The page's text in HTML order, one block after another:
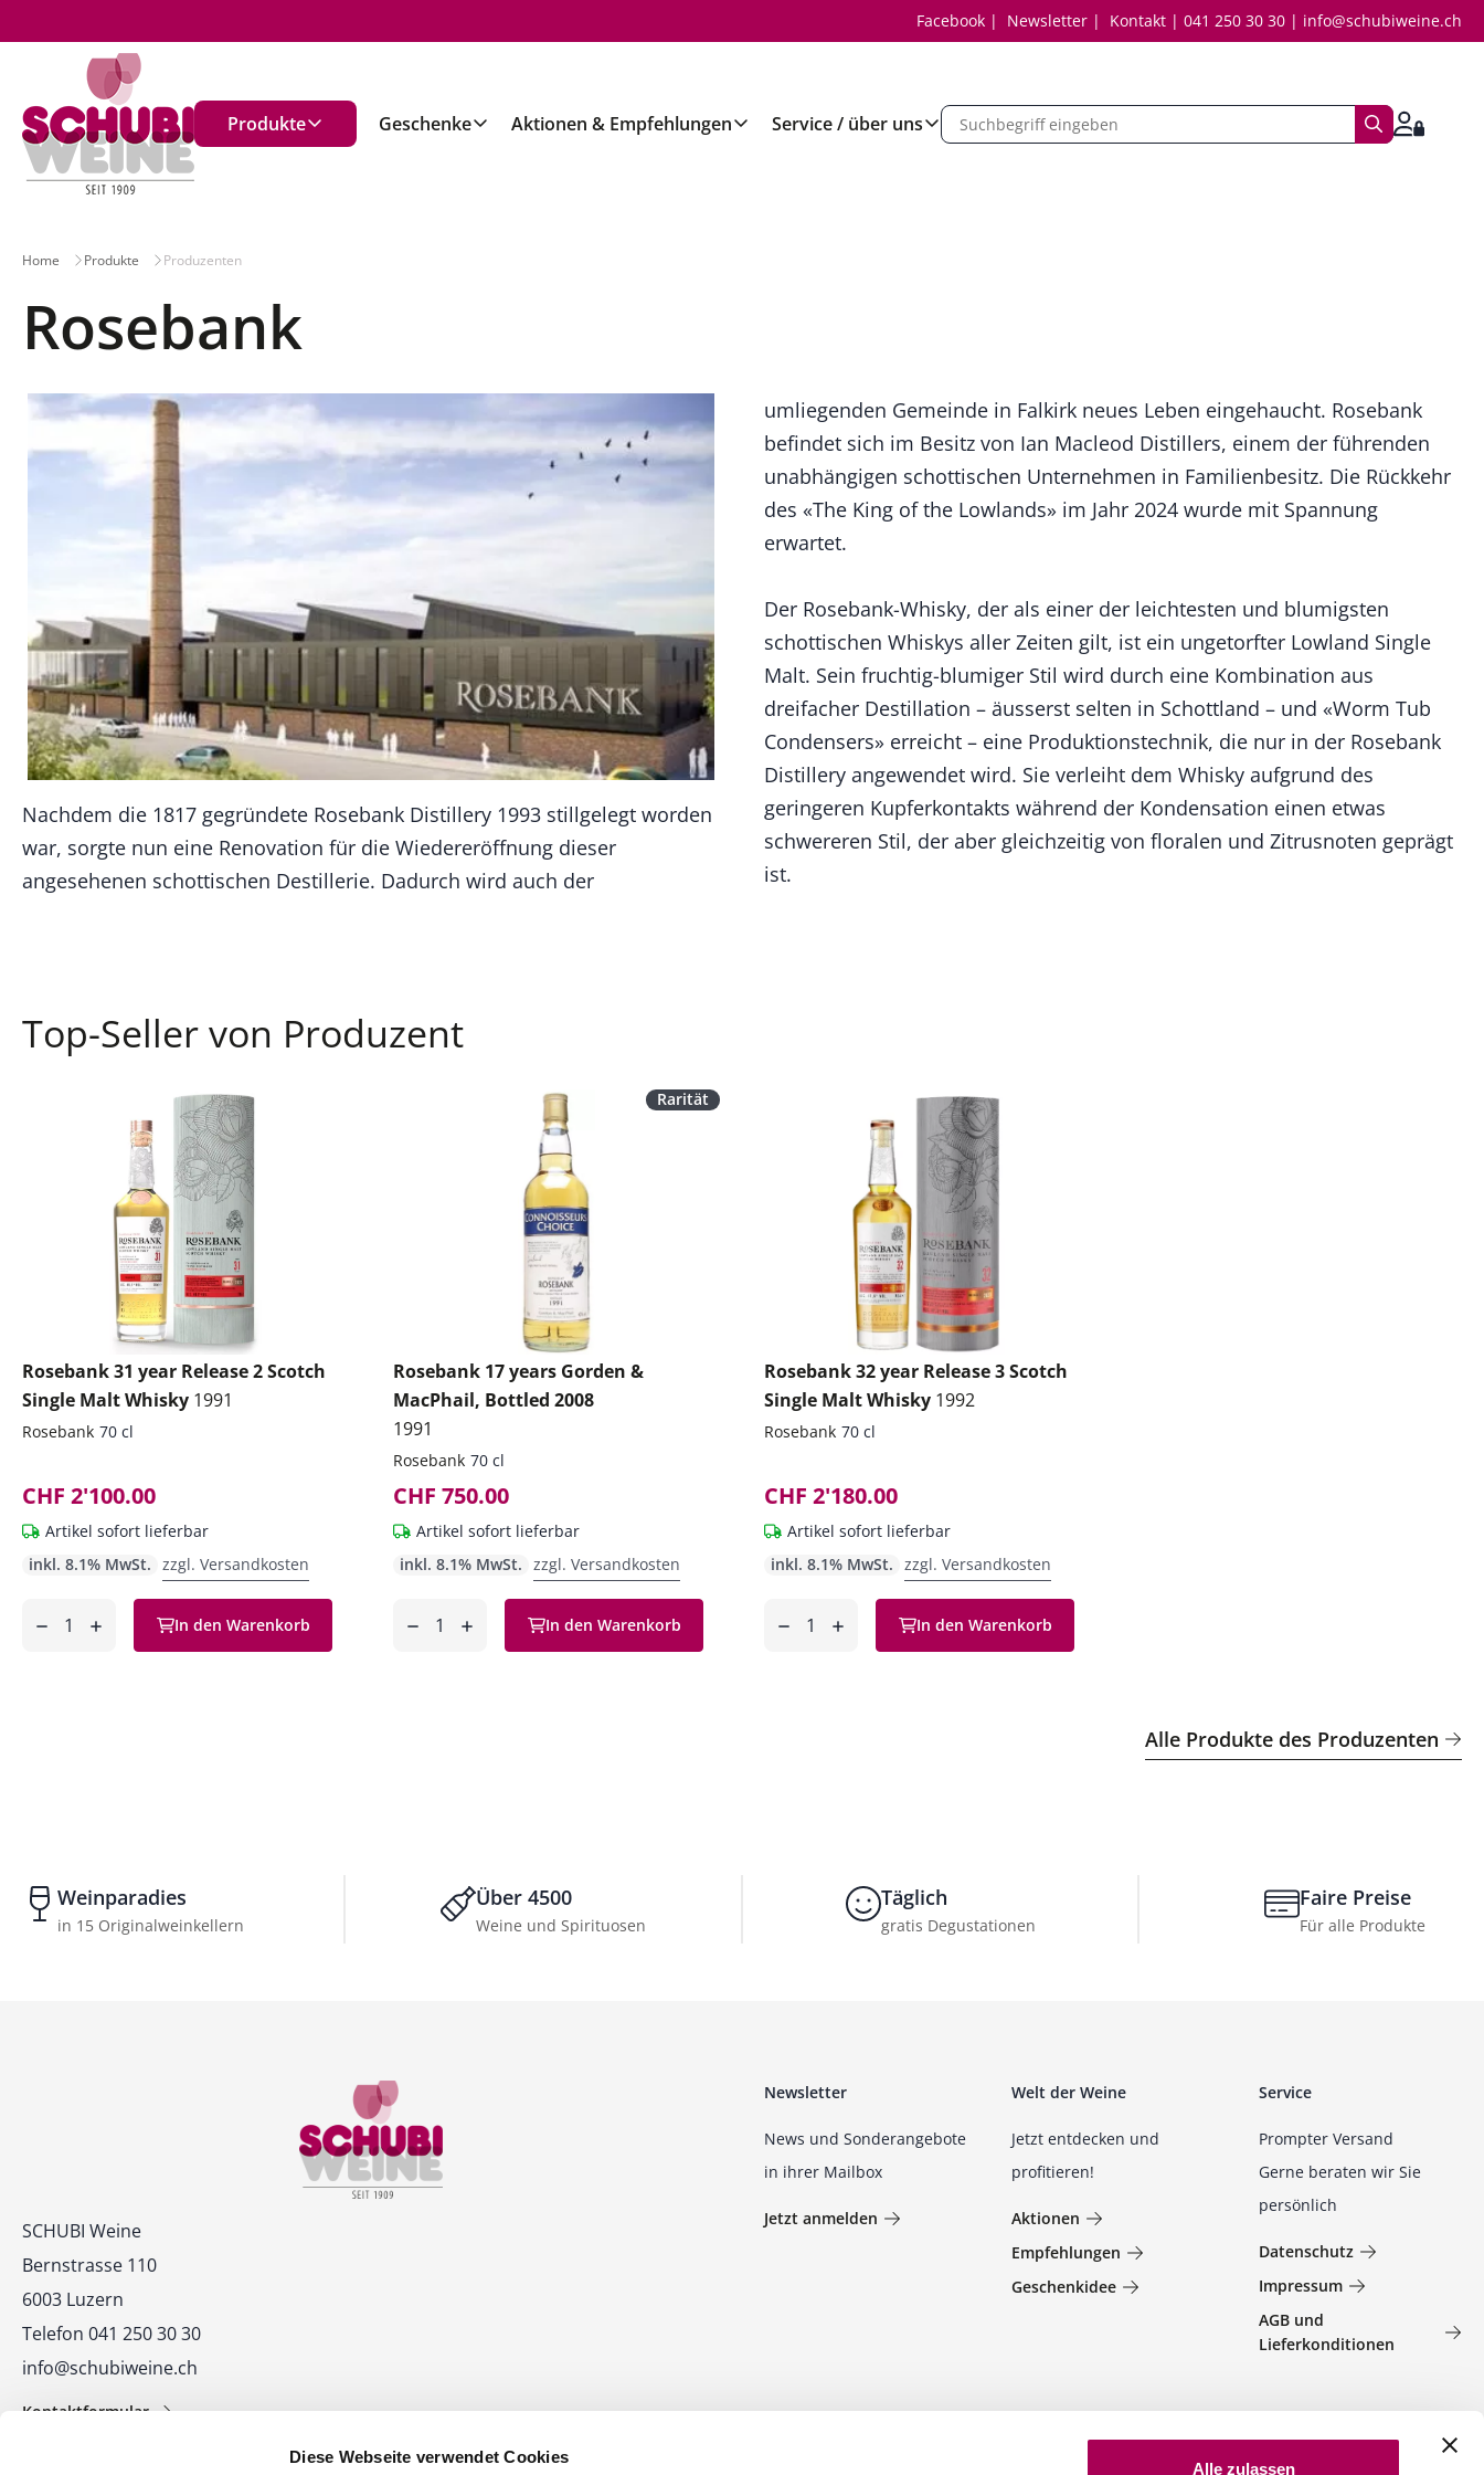
Diese Webseite verwendet Cookies
Alle zulassen
Facebook Newsletter Kontakt 041 250 30 30 info@schubiweine.ch
Produkte Geschenke Aktionen & Empfehlungen Service / über uns
Home Produkte Produzenten
Rosebank
Nachdem die 1817 gegründete Rosebank Distillery 1993 stillgelegt worden
war, sorgte nun eine Renovation für die Wiedereröffnung dieser
angesehenen schottischen Destillerie. Dadurch wird auch der
umliegenden Gemeinde in Falkirk neues Leben eingehaucht. Rosebank
befindet sich im Besitz von Ian Macleod Distillers, einem der führenden
unabhängigen schottischen Unternehmen in Familienbesitz. Die Rückkehr
des «The King of the Lowlands» im Jahr 2024 wurde mit Spannung
erwartet.
Der Rosebank-Whisky, der als einer der leichtesten und blumigsten
schottischen Whiskys aller Zeiten gilt, ist ein ungetorfter Lowland Single
Malt. Sein fruchtig-blumiger Stil wird durch eine Kombination aus
dreifacher Destillation – äusserst selten in Schottland – und «Worm Tub
Condensers» erreicht – eine Produktionstechnik, die nur in der Rosebank
Distillery angewendet wird. Sie verleiht dem Whisky aufgrund des
geringeren Kupferkontakts während der Kondensation einen etwas
schwereren Stil, der aber gleichzeitig von floralen und Zitrusnoten geprägt
ist.
Top-Seller von Produzent
Rosebank 31 year Release 2 Scotch
Single Malt Whisky 1991
Rosebank 70 cl
CHF 2'100.00
Artikel sofort lieferbar
inkl. 8.1% MwSt. zzgl. Versandkosten
In den Warenkorb
Rarität
Rosebank 17 years Gorden &
MacPhail, Bottled 2008
1991
Rosebank 70 cl
CHF 750.00
Artikel sofort lieferbar
inkl. 8.1% MwSt. zzgl. Versandkosten
In den Warenkorb
Rosebank 32 year Release 3 Scotch
Single Malt Whisky 1992
Rosebank 70 cl
CHF 2'180.00
Artikel sofort lieferbar
inkl. 8.1% MwSt. zzgl. Versandkosten
In den Warenkorb
Alle Produkte des Produzenten
Weinparadies
in 15 Originalweinkellern
Über 4500
Weine und Spirituosen
Täglich
gratis Degustationen
Faire Preise
Für alle Produkte
Kontakt
SCHUBI Weine
Bernstrasse 110
6003 Luzern
Telefon 041 250 30 30
info@schubiweine.ch
Kontaktformular
Newsletter
News und Sonderangebote
in ihrer Mailbox
Jetzt anmelden
Welt der Weine
Jetzt entdecken und
profitieren!
Aktionen
Empfehlungen
Geschenkidee
Service
Prompter Versand
Gerne beraten wir Sie
persönlich
Datenschutz
Impressum
AGB und
Lieferkonditionen